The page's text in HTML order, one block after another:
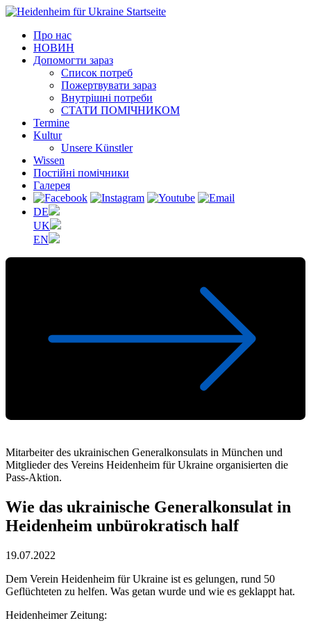
Про нас
НОВИН
Допомогти зараз
Список потреб
Пожертвувати зараз
Внутрішні потреби
СТАТИ ПОМІЧНИКОМ
Termine
Kultur
Unsere Künstler
Wissen
Постійні помічники
Галерея
DE
UK
EN
Mitarbeiter des ukrainischen Generalkonsulats in München und
Mitglieder des Vereins Heidenheim für Ukraine organisierten die
Pass-Aktion.
Wie das ukrainische Generalkonsulat in
Heidenheim unbürokratisch half
19.07.2022
Dem Verein Heidenheim für Ukraine ist es gelungen, rund 50
Geflüchteten zu helfen. Was getan wurde und wie es geklappt hat.
Heidenheimer Zeitung: